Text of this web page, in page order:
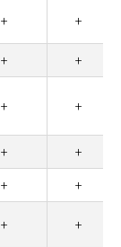
+ +
+
+
+ +
+
+
+
+
+ +